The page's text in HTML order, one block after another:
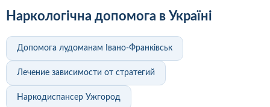
Наркологічна допомога в Україні
Допомога лудоманам Івано-Франківськ
Лечение зависимости от стратегий
Наркодиспансер Ужгород